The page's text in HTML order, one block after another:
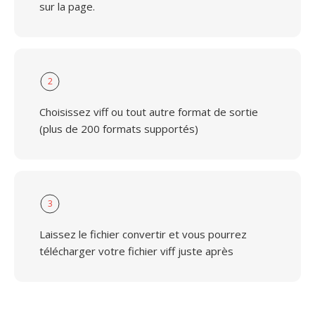
sur la page.
2
Choisissez viff ou tout autre format de sortie
(plus de 200 formats supportés)
3
Laissez le fichier convertir et vous pourrez
télécharger votre fichier viff juste après